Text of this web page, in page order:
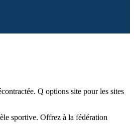
Q options site pour les sites
sportive. Offrez à la fédération